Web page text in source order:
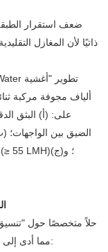
ضعف استقرار
ذاتيًا لأن المغازل
ألياف مجوفة مركبة
على: (أ) البثق
الضيق بين الواجهات؛
الخمس" و"توافق NIPS"، مما أدى إلى حل التحديات الأساسية: